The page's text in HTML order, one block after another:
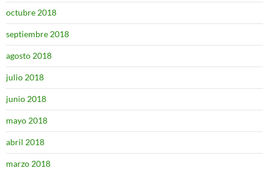
octubre 2018
septiembre 2018
agosto 2018
julio 2018
junio 2018
mayo 2018
abril 2018
marzo 2018